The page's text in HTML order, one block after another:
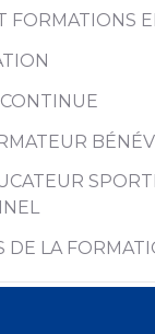
FORMATIONS
DE LA